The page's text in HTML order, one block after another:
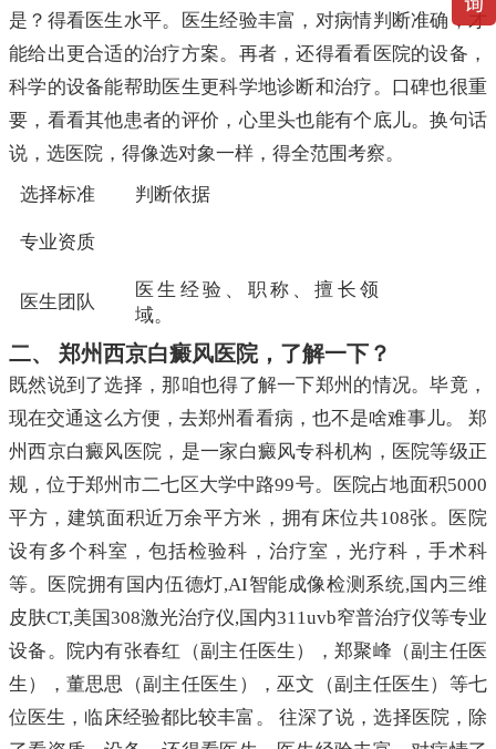
是？得看医生水平。医生经验丰富，对病情判断准确，才
能给出更合适的治疗方案。再者，还得看看医院的设备，
科学的设备能帮助医生更科学地诊断和治疗。口碑也很重
要，看看其他患者的评价，心里头也能有个底儿。换句话
说，选医院，得像选对象一样，得全范围考察。
选择标准
判断依据
专业资质
医生团队
医生经验、职称、擅长领
域。
二、 郑州西京白癜风医院，了解一下？
既然说到了选择，那咱也得了解一下郑州的情况。毕竟，
现在交通这么方便，去郑州看看病，也不是啥难事儿。 郑
州西京白癜风医院，是一家白癜风专科机构，医院等级正
规，位于郑州市二七区大学中路99号。医院占地面积5000
平方，建筑面积近万余平方米，拥有床位共108张。医院
设有多个科室，包括检验科，治疗室，光疗科，手术科
等。医院拥有国内伍德灯,AI智能成像检测系统,国内三维
皮肤CT,美国308激光治疗仪,国内311uvb窄普治疗仪等专业
设备。院内有张春红（副主任医生），郑聚峰（副主任医
生），董思思（副主任医生），巫文（副主任医生）等七
位医生，临床经验都比较丰富。 往深了说，选择医院，除